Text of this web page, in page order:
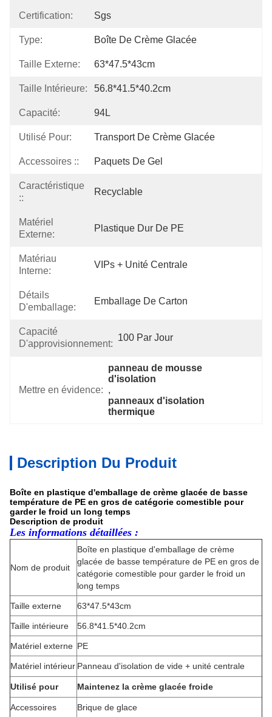
Certification: Sgs
Type: Boîte De Crème Glacée
Taille Externe: 63*47.5*43cm
Taille Intérieure: 56.8*41.5*40.2cm
Capacité: 94L
Utilisé Pour: Transport De Crème Glacée
Accessoires :: Paquets De Gel
Caractéristique
::
Recyclable
Matériel
Externe:
Plastique Dur De PE
Matériau
Interne:
VIPs + Unité Centrale
Détails
D'emballage:
Emballage De Carton
Capacité
D'approvisionnement:
100 Par Jour
Mettre en évidence:
panneau de mousse
d'isolation
,
panneaux d'isolation
thermique
Description Du Produit
Boîte en plastique d'emballage de crème glacée de basse
température de PE en gros de catégorie comestible pour
garder le froid un long temps
Description de produit
Les informations détaillées :
Nom de produit
Boîte en plastique d'emballage de crème
glacée de basse température de PE en gros de
catégorie comestible pour garder le froid un
long temps
Taille externe 63*47.5*43cm
Taille intérieure 56.8*41.5*40.2cm
Matériel externe PE
Matériel intérieur Panneau d'isolation de vide + unité centrale
Utilisé pour Maintenez la crème glacée froide
Accessoires Brique de glace